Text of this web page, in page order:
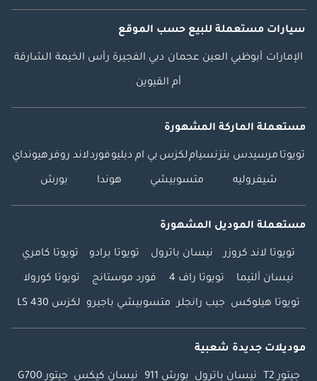
سيارات مستعملة للبيع حسب الموقع
الإمارات أبوظبي العين عجمان دبي الفجيرة رأس الخيمة الشارقة
أم القيوين
مستعملة الماركة المشهورة
تويوتا مرسيدس بنزنسياملكزس بي ام دبليوفوردلاند روفرهيونداي
شيفروليه متسوبيشي هوندا بورش
مستعملة الموديل المشهورة
تويوتا لاند كروزر نيسان باترول تويوتا برادو تويوتا كامري
نيسان ألتيما تويوتا راف 4 فورد موستانج تويوتا كورولا
تويوتا هيلوكس جيب رانجلر متسوبيشي باجيرو لكزس LS 430
موديلات جديدة شعبية
جيتور T2 نيسان باترول بورش 911 نيسان كيكس جيتور G700